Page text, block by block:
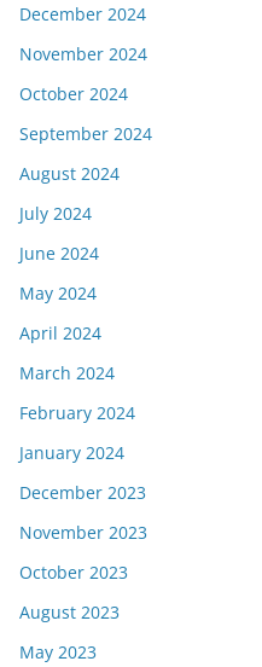
December 2024
November 2024
October 2024
September 2024
August 2024
July 2024
June 2024
May 2024
April 2024
March 2024
February 2024
January 2024
December 2023
November 2023
October 2023
August 2023
May 2023